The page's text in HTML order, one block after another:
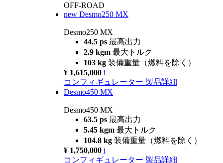
OFF-ROAD
new Desmo250 MX
Desmo250 MX
44.5 ps 最高出力
2.9 kgm 最大トルク
103 kg 装備重量（燃料を除く）
¥ 1,615,000 i
コンフィギュレーター 製品詳細
Desmo450 MX
Desmo450 MX
63.5 ps 最高出力
5.45 kgm 最大トルク
104.8 kg 装備重量（燃料を除く）
¥ 1,750,000 i
コンフィギュレーター 製品詳細